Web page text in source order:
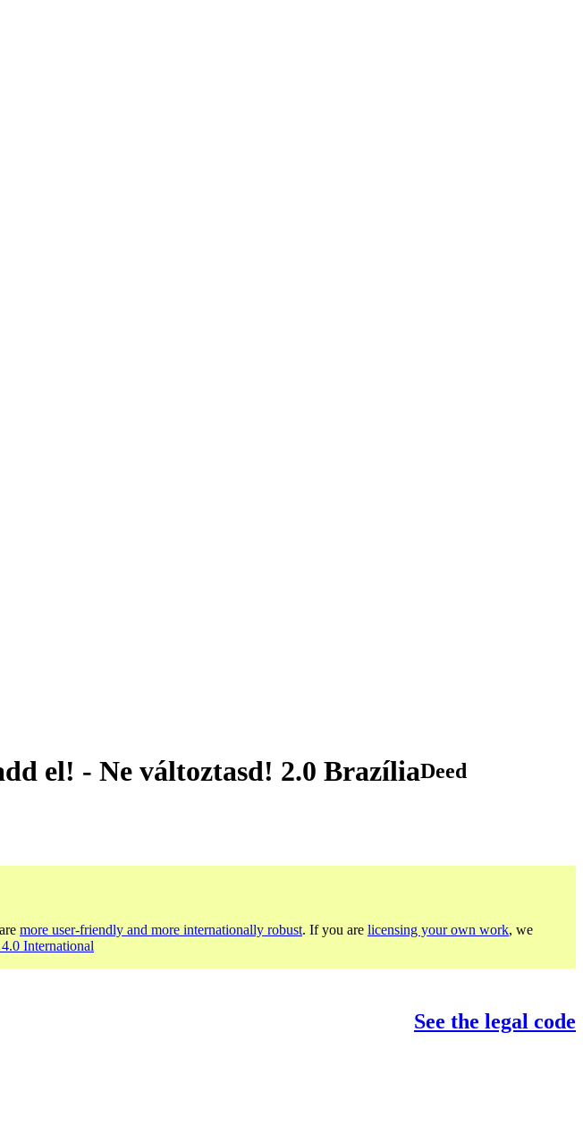
el! - Ne változtasd! 2.0 BrazíliaDeed
more user-friendly and more internationally robust. If you are licensing your own work, we
International
See the legal code